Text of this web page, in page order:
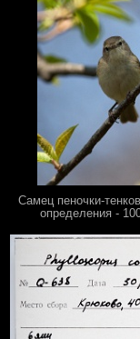
Самец пеночки-
определения -